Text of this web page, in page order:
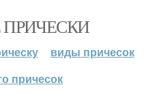
виды причесок
причесок